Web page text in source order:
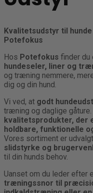
Kvalitetsudstyr til
Potefokus
Hos Potefokus finder du
hundeseler, liner og
og træning nemmere,
dig og din hund.
Vi ved, at godt
træning og daglige
kvalitetsprodukter, der
holdbare, funktionelle
Vores sortiment er
slidstyrke og
til din hunds behov.
Uanset om du leder efter
træningssnor til